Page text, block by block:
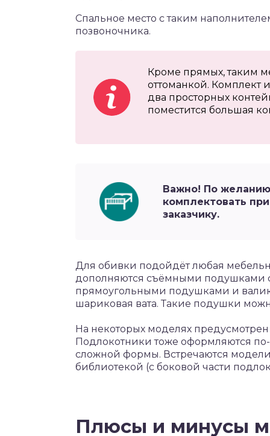
Спальное место с таким
позвоночника.
Кроме прямых, таким
оттоманкой. Комплект
два просторных
поместится большая
Важно! По желанию
комплектовать
заказчику.
Для обивки подойдёт любая
дополняются съёмными подушками
прямоугольными подушками и
шариковая вата. Такие подушки
На некоторых моделях
Подлокотники тоже оформляются
сложной формы. Встречаются
библиотекой (с боковой части
Плюсы и минусы